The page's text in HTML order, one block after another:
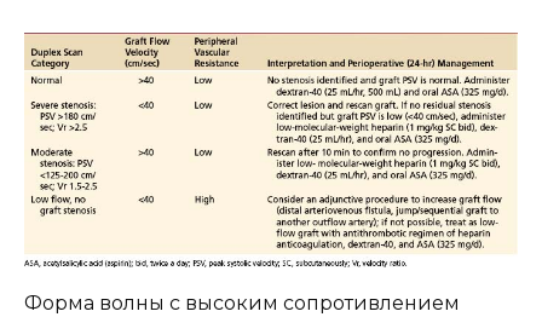
Форма волны с высоким сопротивлением